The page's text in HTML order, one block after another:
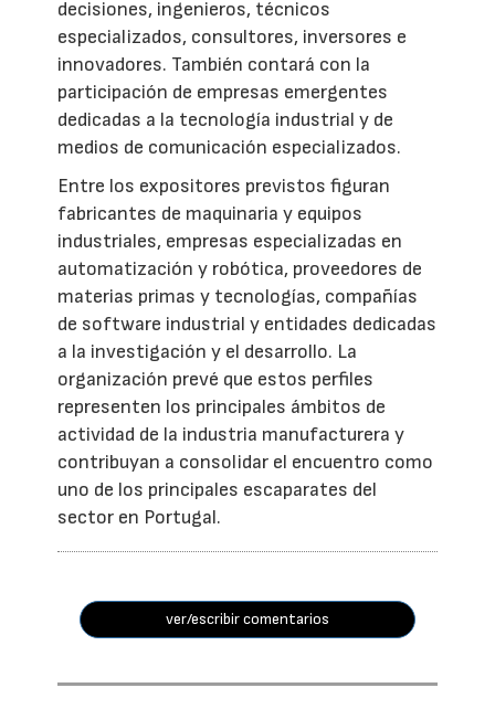
decisiones, ingenieros, técnicos
especializados, consultores, inversores e
innovadores. También contará con la
participación de empresas emergentes
dedicadas a la tecnología industrial y de
medios de comunicación especializados.
Entre los expositores previstos figuran
fabricantes de maquinaria y equipos
industriales, empresas especializadas en
automatización y robótica, proveedores de
materias primas y tecnologías, compañías
de software industrial y entidades dedicadas
a la investigación y el desarrollo. La
organización prevé que estos perfiles
representen los principales ámbitos de
actividad de la industria manufacturera y
contribuyan a consolidar el encuentro como
uno de los principales escaparates del
sector en Portugal.
ver/escribir comentarios